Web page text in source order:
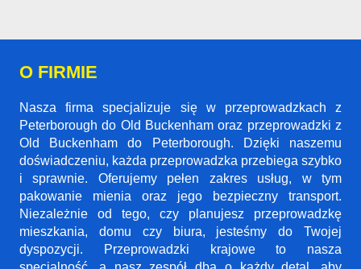
O FIRMIE
Nasza firma specjalizuje się w przeprowadzkach z
Peterborough do Old Buckenham oraz przeprowadzki z
Old Buckenham do Peterborough. Dzięki naszemu
doświadczeniu, każda przeprowadzka przebiega szybko
i sprawnie. Oferujemy pełen zakres usług, w tym
pakowanie mienia oraz jego bezpieczny transport.
Niezależnie od tego, czy planujesz przeprowadzkę
mieszkania, domu czy biura, jesteśmy do Twojej
dyspozycji. Przeprowadzki krajowe to nasza